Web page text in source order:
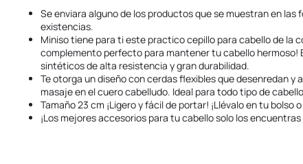
Se enviara alguno de los productos que se muestran en las
existencias.
Miniso tiene para ti este practico cepillo para cabello de la
complemento perfecto para mantener tu cabello hermoso!
sintéticos de alta resistencia y gran durabilidad.
Te otorga un diseño con cerdas flexibles que desenredan y
masaje en el cuero cabelludo. Ideal para todo tipo de
Tamaño 23 cm ¡Ligero y fácil de portar! ¡Llévalo en tu bolso
¡Los mejores accesorios para tu cabello solo los